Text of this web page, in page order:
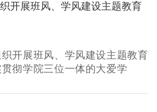
防控就是责任。为快速阻断疫
阻止疫情在我院发生，保障师
体健康，高度重视此次防疫，
响应，全院上下万众一心，共
量联防联控，形成了...
开展班风、学风建设主题教育
开展班风、学风建设主题教育
彻学院三位一体的大爱学生管
生活习惯，培育优良的班风、